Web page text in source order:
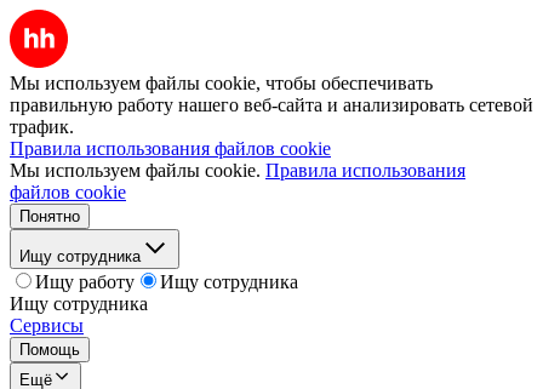
Мы используем файлы cookie, чтобы обеспечивать
правильную работу нашего веб-сайта и анализировать сетевой
трафик.
Правила использования файлов cookie
Мы используем файлы cookie. Правила использования
файлов cookie
Понятно
Ищу сотрудника
Ищу работу
Ищу сотрудника
Ищу сотрудника
Сервисы
Помощь
Ещё